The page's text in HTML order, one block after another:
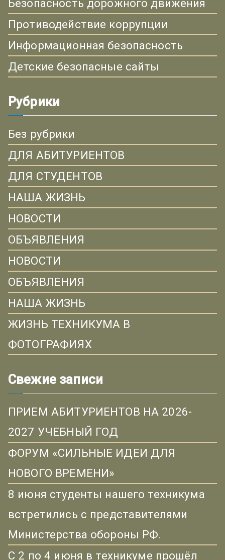
Безопасность дорожного движения
Противодействие коррупции
Информационная безопасность
Детские безопасные сайты
Рубрики
Без рубрики
ДЛЯ АБИТУРИЕНТОВ
ДЛЯ СТУДЕНТОВ
НАША ЖИЗНЬ
НОВОСТИ
ОБЪЯВЛЕНИЯ
НОВОСТИ
ОБЪЯВЛЕНИЯ
НАША ЖИЗНЬ
ЖИЗНЬ ТЕХНИКУМА В
ФОТОГРАФИЯХ
Свежие записи
ПРИЕМ АБИТУРИЕНТОВ НА 2026-
2027 УЧЕБНЫЙ ГОД
ФОРУМ «СИЛЬНЫЕ ИДЕИ ДЛЯ
НОВОГО ВРЕМЕНИ»
8 июня студенты нашего техникума
встретились с представителями
Министерства обороны РФ.
С 2 по 4 июня в техникуме прошёл